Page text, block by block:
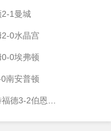
1曼城
0水晶宫
0埃弗顿
南安普顿
3-2伯恩茅斯